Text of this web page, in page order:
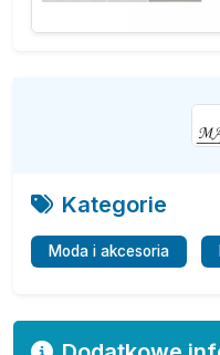
Kategorie
Moda i akcesoria